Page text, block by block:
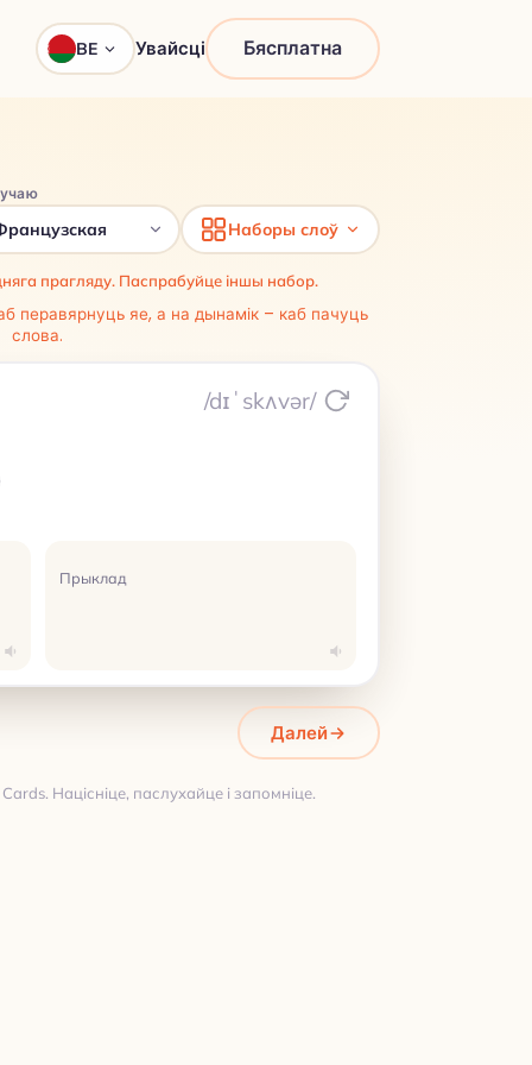
BE Увайсці Бясплатна
Наборы слоў
прагляду. Паспрабуйце іншы набор.
перавярнуць яе, а на дынамік – каб пачуць
слова.
/dɪˈskʌvər/
Прыклад
Далей
Націсніце, паслухайце і запомніце.